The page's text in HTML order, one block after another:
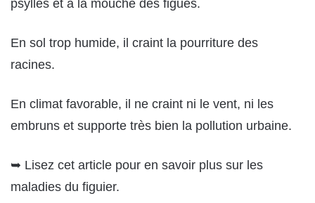
psylles et à la mouche des figues.
En sol trop humide, il craint la pourriture des
racines.
En climat favorable, il ne craint ni le vent, ni les
embruns et supporte très bien la pollution urbaine.
➥ Lisez cet article pour en savoir plus sur les
maladies du figuier.